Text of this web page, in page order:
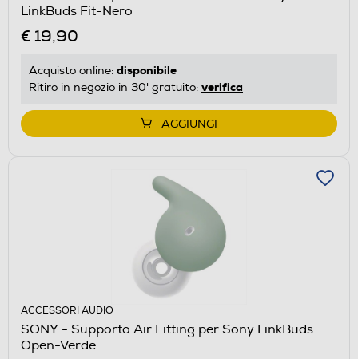
LinkBuds Fit-Nero
€ 19,90
Acquisto online: disponibile
Ritiro in negozio in 30' gratuito: verifica
AGGIUNGI
ACCESSORI AUDIO
SONY - Supporto Air Fitting per Sony LinkBuds
Open-Verde